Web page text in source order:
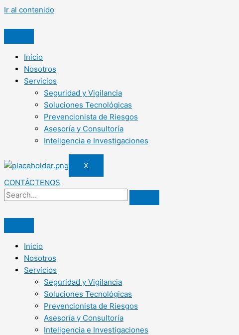
Ir al contenido
Inicio
Nosotros
Servicios
Seguridad y Vigilancia
Soluciones Tecnológicas
Prevencionista de Riesgos
Asesoría y Consultoría
Inteligencia e Investigaciones
X
CONTÁCTENOS
Inicio
Nosotros
Servicios
Seguridad y Vigilancia
Soluciones Tecnológicas
Prevencionista de Riesgos
Asesoría y Consultoría
Inteligencia e Investigaciones